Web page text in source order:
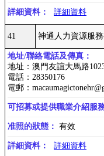
詳細資料： 詳細資料
41 神通人力資源服務
地址/聯絡電話及傳真：
地址：澳門友誼大馬路
電話：28350176
電郵：
可招募或提供職業介紹服
准照的狀態： 有效
詳細資料： 詳細資料